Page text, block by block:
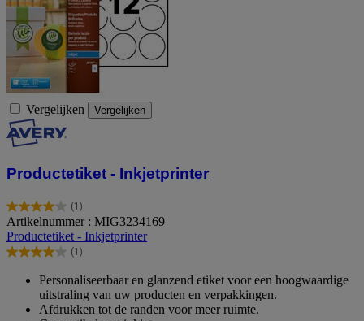
Vergelijken Vergelijken
Productetiket - Inkjetprinter
(1)
4.0
van
de
5
beoordeling
Artikelnummer : MIG3234169
Productetiket - Inkjetprinter
(1)
4.0
sterren.
Personaliseerbaar en glanzend etiket voor een hoogwaardige
uitstraling van uw producten en verpakkingen.
Afdrukken tot de randen voor meer ruimte.